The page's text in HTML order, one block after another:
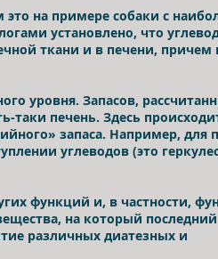
на примере собаки с
установлено, что
ткани и в печени, причем
уровня. Запасов,
таки печень. Здесь
запаса. Например, для
углеводов (это
функций и, в частности,
на который последний
различных диатезных и